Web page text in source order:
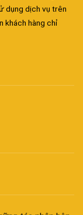
dụng dịch vụ trên
khách hàng chỉ
thời tiết khắc
tác nhân bên